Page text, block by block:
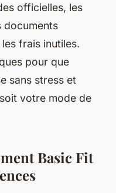
officielles, les
documents
frais inutiles.
pour que
sans stress et
votre mode de
Basic Fit